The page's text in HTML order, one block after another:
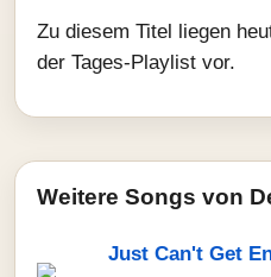
Zu diesem Titel liegen
der Tages-Playlist vor.
Weitere Songs von
Just Can't Get